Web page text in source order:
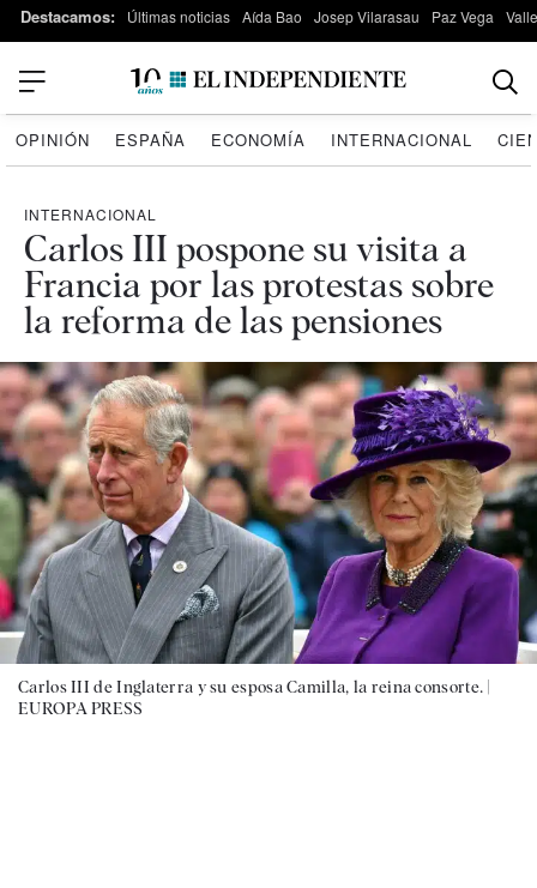
Destacamos: Últimas noticias Aída Bao Josep Vilarasau Paz Vega
OPINIÓN ESPAÑA ECONOMÍA INTERNACIONAL
INTERNACIONAL
Carlos III pospone su visita a
Francia por las protestas sobre
la reforma de las pensiones
Carlos III de Inglaterra y su esposa Camilla, la reina consorte. |
EUROPA PRESS